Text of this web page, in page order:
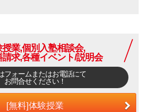
授業,個別入塾相談会,
請求,各種イベント/説明会
フォームまたはお電話にて
お問合せください！
[無料]体験授業